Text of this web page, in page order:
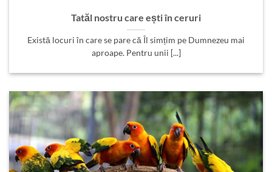
Tatăl nostru care ești în ceruri
Există locuri în care se pare că Îl simțim pe Dumnezeu mai
aproape. Pentru unii [...]